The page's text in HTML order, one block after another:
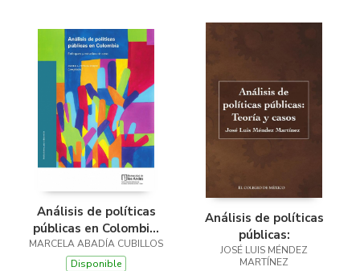
Análisis de políticas
públicas en Colombia:
Enfoques y estudios
de caso
MARCELA ABADÍA CUBILLOS
Disponible
Análisis de políticas
públicas:
JOSÉ LUIS MÉNDEZ
MARTÍNEZ